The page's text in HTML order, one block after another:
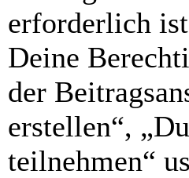
erforderlich
Deine
der
erstellen“,
teilnehmen“